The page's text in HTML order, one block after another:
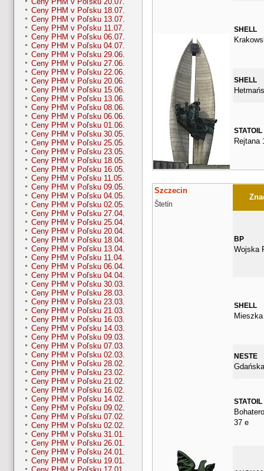
Ceny PHM v Poľsku 18.07.
Ceny PHM v Poľsku 13.07.
Ceny PHM v Poľsku 11.07.
Ceny PHM v Poľsku 06.07.
Ceny PHM v Poľsku 04.07.
Ceny PHM v Poľsku 29.06.
Ceny PHM v Poľsku 27.06.
Ceny PHM v Poľsku 22.06.
Ceny PHM v Poľsku 20.06.
Ceny PHM v Poľsku 15.06.
Ceny PHM v Poľsku 13.06.
Ceny PHM v Poľsku 08.06.
Ceny PHM v Poľsku 06.06.
Ceny PHM v Poľsku 01.06.
Ceny PHM v Poľsku 30.05.
Ceny PHM v Poľsku 25.05.
Ceny PHM v Poľsku 23.05.
Ceny PHM v Poľsku 18.05.
Ceny PHM v Poľsku 16.05.
Ceny PHM v Poľsku 11.05.
Ceny PHM v Poľsku 09.05.
Ceny PHM v Poľsku 04.05.
Ceny PHM v Poľsku 02.05.
Ceny PHM v Poľsku 27.04.
Ceny PHM v Poľsku 25.04.
Ceny PHM v Poľsku 20.04.
Ceny PHM v Poľsku 18.04.
Ceny PHM v Poľsku 13.04.
Ceny PHM v Poľsku 11.04.
Ceny PHM v Poľsku 06.04.
Ceny PHM v Poľsku 04.04.
Ceny PHM v Poľsku 30.03.
Ceny PHM v Poľsku 28.03.
Ceny PHM v Poľsku 23.03.
Ceny PHM v Poľsku 21.03.
Ceny PHM v Poľsku 16.03.
Ceny PHM v Poľsku 14.03.
Ceny PHM v Poľsku 09.03.
Ceny PHM v Poľsku 07.03.
Ceny PHM v Poľsku 02.03.
Ceny PHM v Poľsku 28.02.
Ceny PHM v Poľsku 23.02.
Ceny PHM v Poľsku 21.02.
Ceny PHM v Poľsku 16.02.
Ceny PHM v Poľsku 14.02.
Ceny PHM v Poľsku 09.02.
Ceny PHM v Poľsku 07.02.
Ceny PHM v Poľsku 02.02.
Ceny PHM v Poľsku 31.01.
Ceny PHM v Poľsku 26.01.
Ceny PHM v Poľsku 24.01.
Ceny PHM v Poľsku 19.01.
SHELL
SHELL
STATOIL
Rejtana
Szczecin
Štetín
BP
Wojska
SHELL
NESTE
STATOIL
37 e